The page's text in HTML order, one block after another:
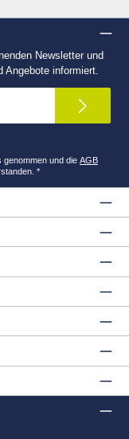
Newsletter und
informiert.
und die AGB
*